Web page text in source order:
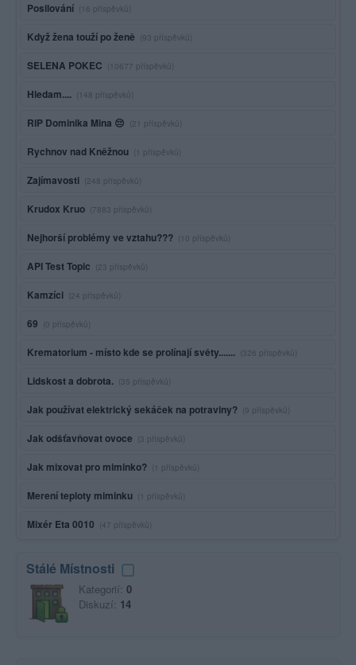
Posilování (16 příspěvků)
Když žena touží po ženě (93 příspěvků)
SELENA POKEC (10677 příspěvků)
Hledam.... (148 příspěvků)
RIP Dominika Mina 😔 (21 příspěvků)
Rychnov nad Kněžnou (1 příspěvků)
Zajímavosti (248 příspěvků)
Krudox Kruo (7883 příspěvků)
Nejhorší problémy ve vztahu??? (10 příspěvků)
API Test Topic (23 příspěvků)
Kamzíci (24 příspěvků)
69 (0 příspěvků)
Krematorium - místo kde se prolínají světy....... (326 příspěvků)
Lidskost a dobrota. (35 příspěvků)
Jak používat elektrický sekáček na potraviny? (9 příspěvků)
Jak odšťavňovat ovoce (3 příspěvků)
Jak mixovat pro miminko? (1 příspěvků)
Merení teploty miminku (1 příspěvků)
Mixér Eta 0010 (47 příspěvků)
Stálé Místnosti
Kategorií: 0
Diskuzí: 14